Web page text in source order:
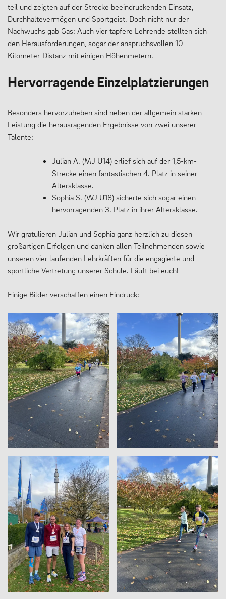
Beratung
Menschen und Werke des Monats
Erprobungsstufe
SERVICE
Anfahrt
Krankmeldung
Downloads
Stundenpläne
Kontakt
teil und zeigten auf der Strecke beeindruckenden Einsatz,
Durchhaltevermögen und Sportgeist. Doch nicht nur der
Nachwuchs gab Gas: Auch vier tapfere Lehrende stellten sich
den Herausforderungen, sogar der anspruchsvollen 10-
Kilometer-Distanz mit einigen Höhenmetern.
Hervorragende Einzelplatzierungen
Besonders hervorzuheben sind neben der allgemein starken
Leistung die herausragenden Ergebnisse von zwei unserer
Talente:
Julian A. (MJ U14) erlief sich auf der 1,5-km-
Strecke einen fantastischen 4. Platz in seiner
Altersklasse.
Sophia S. (WJ U18) sicherte sich sogar einen
hervorragenden 3. Platz in ihrer Altersklasse.
Wir gratulieren Julian und Sophia ganz herzlich zu diesen
großartigen Erfolgen und danken allen Teilnehmenden sowie
unseren vier laufenden Lehrkräften für die engagierte und
sportliche Vertretung unserer Schule. Läuft bei euch!
Einige Bilder verschaffen einen Eindruck: